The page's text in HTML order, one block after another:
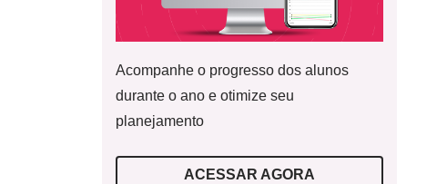
Acompanhe o progresso dos alunos
durante o ano e otimize seu
planejamento
ACESSAR AGORA